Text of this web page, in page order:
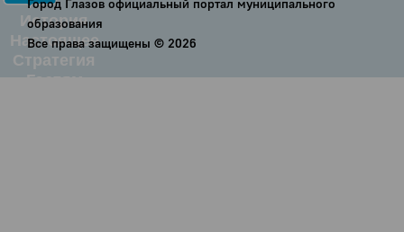
История
Настоящее
Стратегия
Гостям
Город Глазов официальный портал муниципального
образования
Все права защищены © 2026